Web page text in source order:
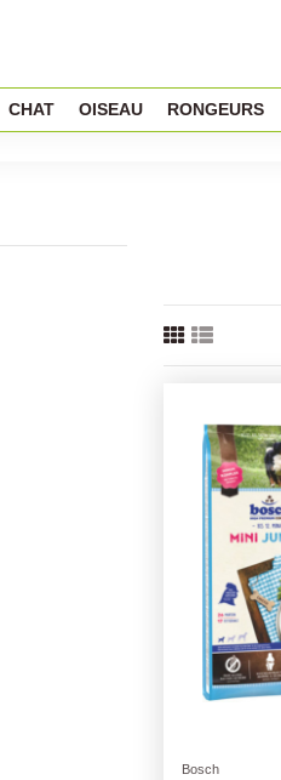
CHAT OISEAU RONGEURS
Bosch